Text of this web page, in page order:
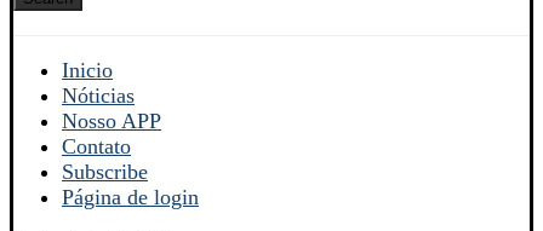
Inicio
Nóticias
Nosso APP
Contato
Subscribe
Página de login